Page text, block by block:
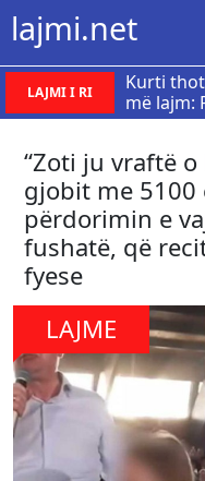
lajmi.net
LAJMI I RI
Kurti
më lajm:
“Zoti ju vraftë o
gjobit me 5100
përdorimin e
fushatë, që
fyese
LAJME